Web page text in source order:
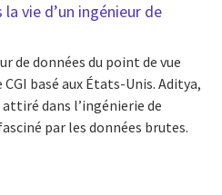
vie d’un ingénieur de
de données du point de vue
CGI basé aux États-Unis. Aditya,
attiré dans l’ingénierie de
par les données brutes.